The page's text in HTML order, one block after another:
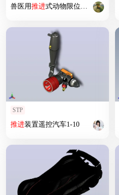
兽医用推进式动物限位装置
STP
推进装置遥控汽车1-10